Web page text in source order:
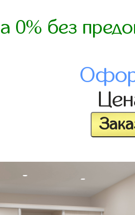
0% без